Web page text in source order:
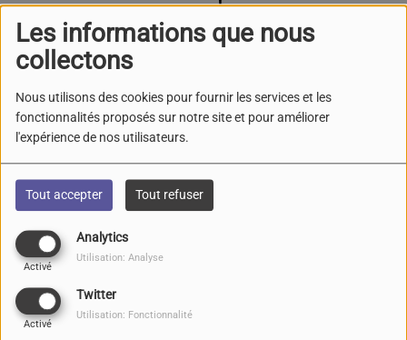
Les informations que nous
collectons
Nous utilisons des cookies pour fournir les services et les
fonctionnalités proposés sur notre site et pour améliorer
l'expérience de nos utilisateurs.
Tout accepter Tout refuser
Analytics
Activé
Utilisation: Analyse
Twitter
Activé
Utilisation: Fonctionnalité